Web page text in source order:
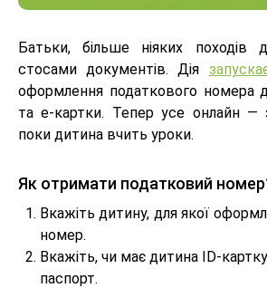
Батьки, більше ніяких походів
стосами документів. Дія
оформлення податкового номера
та е-картки. Тепер усе онлайн —
поки дитина вчить уроки.
Як отримати податковий
Вкажіть дитину, для якої
номер.
Вкажіть, чи має дитина ID-
паспорт.